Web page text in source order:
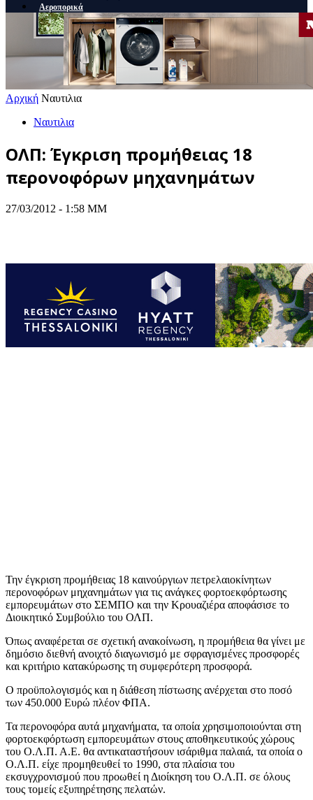
Αεροπορικά
Αρχική Ναυτιλια
Ναυτιλια
ΟΛΠ: Έγκριση προμήθειας 18
περονοφόρων μηχανημάτων
27/03/2012 - 1:58 ΜΜ
Την έγκριση προμήθειας 18 καινούργιων πετρελαιοκίνητων
περονοφόρων μηχανημάτων για τις ανάγκες φορτοεκφόρτωσης
εμπορευμάτων στο ΣΕΜΠΟ και την Κρουαζιέρα αποφάσισε το
Διοικητικό Συμβούλιο του ΟΛΠ.
Όπως αναφέρεται σε σχετική ανακοίνωση, η προμήθεια θα γίνει με
δημόσιο διεθνή ανοιχτό διαγωνισμό με σφραγισμένες προσφορές
και κριτήριο κατακύρωσης τη συμφερότερη προσφορά.
Ο προϋπολογισμός και η διάθεση πίστωσης ανέρχεται στο ποσό
των 450.000 Ευρώ πλέον ΦΠΑ.
Τα περονοφόρα αυτά μηχανήματα, τα οποία χρησιμοποιούνται στη
φορτοεκφόρτωση εμπορευμάτων στους αποθηκευτικούς χώρους
του Ο.Λ.Π. Α.Ε. θα αντικαταστήσουν ισάριθμα παλαιά, τα οποία ο
Ο.Λ.Π. είχε προμηθευθεί το 1990, στα πλαίσια του
εκσυγχρονισμού που προωθεί η Διοίκηση του Ο.Λ.Π. σε όλους
τους τομείς εξυπηρέτησης πελατών.